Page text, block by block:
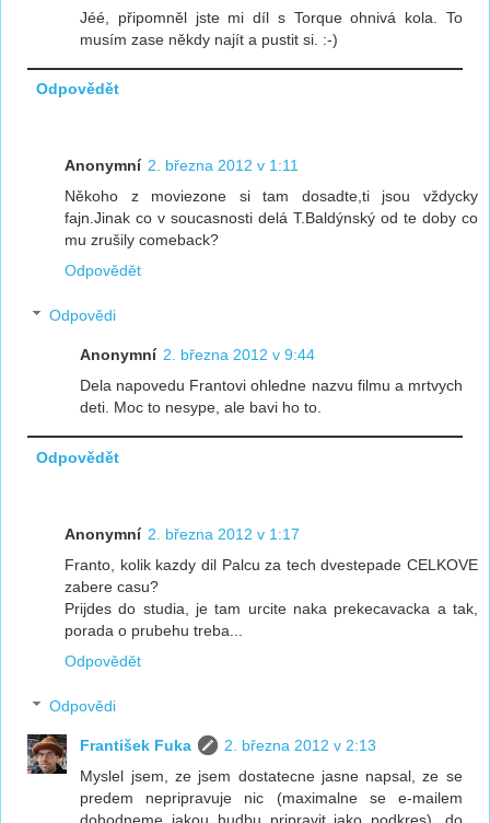
Jéé, připomněl jste mi díl s Torque ohnivá kola. To
musím zase někdy najít a pustit si. :-)
Odpovědět
Anonymní 2. března 2012 v 1:11
Někoho z moviezone si tam dosadte,ti jsou vždycky
fajn.Jinak co v soucasnosti delá T.Baldýnský od te doby co
mu zrušily comeback?
Odpovědět
Odpovědi
Anonymní 2. března 2012 v 9:44
Dela napovedu Frantovi ohledne nazvu filmu a mrtvych
deti. Moc to nesype, ale bavi ho to.
Odpovědět
Anonymní 2. března 2012 v 1:17
Franto, kolik kazdy dil Palcu za tech dvestepade CELKOVE
zabere casu?
Prijdes do studia, je tam urcite naka prekecavacka a tak,
porada o prubehu treba...
Odpovědět
Odpovědi
František Fuka
2. března 2012 v 2:13
Myslel jsem, ze jsem dostatecne jasne napsal, ze se
predem nepripravuje nic (maximalne se e-mailem